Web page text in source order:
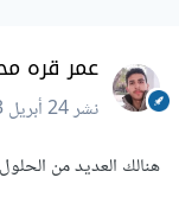
عمر قره
نشر24 أبريل 2023
هنالك العديد من